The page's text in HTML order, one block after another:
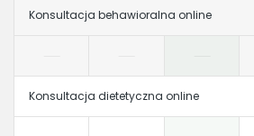
Konsultacja behawioralna online
Konsultacja dietetyczna online